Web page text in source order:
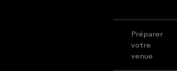
Préparer
votre
venue